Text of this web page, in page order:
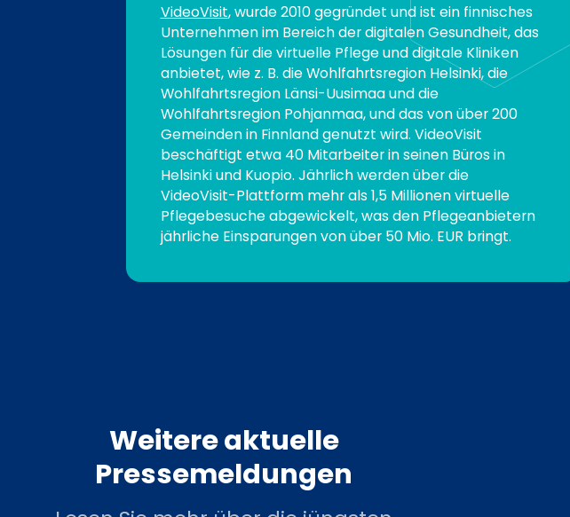
VideoVisit, wurde 2010 gegründet und ist ein finnisches
Unternehmen im Bereich der digitalen Gesundheit, das
Lösungen für die virtuelle Pflege und digitale Kliniken
anbietet, wie z. B. die Wohlfahrtsregion Helsinki, die
Wohlfahrtsregion Länsi-Uusimaa und die
Wohlfahrtsregion Pohjanmaa, und das von über 200
Gemeinden in Finnland genutzt wird. VideoVisit
beschäftigt etwa 40 Mitarbeiter in seinen Büros in
Helsinki und Kuopio. Jährlich werden über die
VideoVisit-Plattform mehr als 1,5 Millionen virtuelle
Pflegebesuche abgewickelt, was den Pflegeanbietern
jährliche Einsparungen von über 50 Mio. EUR bringt.
Weitere aktuelle
Pressemeldungen